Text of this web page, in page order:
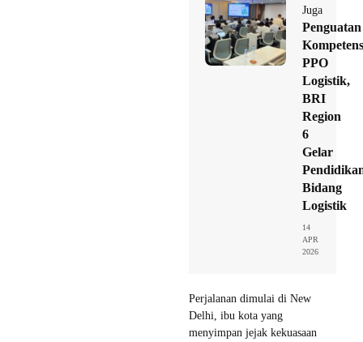
Juga
Penguatan
PPO
Logistik,
BRI
Region
6
Gelar
Bidang
Logistik
14
APR
2026
Perjalanan dimulai di New
Delhi, ibu kota yang
menyimpan jejak kekuasaan